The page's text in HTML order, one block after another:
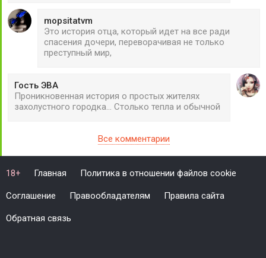
mopsitatvm
Это история отца, который идет на все ради
спасения дочери, переворачивая не только
преступный мир,
Гость ЭВА
Проникновенная история о простых жителях
захолустного городка... Столько тепла и обычной
Все комментарии
18+ Главная Политика в отношении файлов cookie
Соглашение Правообладателям Правила сайта
Обратная связь